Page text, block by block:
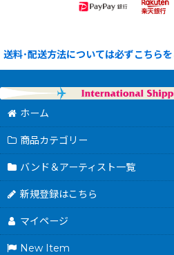
送料･配送方法については必ずこちらを
ホーム
商品カテゴリー
バンド＆アーティスト一覧
新規登録はこちら
マイページ
New Item